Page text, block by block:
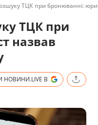
ТЦК при бронюванні:
ТЦК при
назвав
НОВИНИ.LIVE В